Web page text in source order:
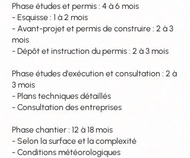
Phase études et permis : 4 à 6 mois
- Esquisse : 1 à 2 mois
- Avant-projet et permis de construire : 2 à 3
mois
- Dépôt et instruction du permis : 2 à 3 mois
Phase études d'exécution et consultation : 2 à
3 mois
- Plans techniques détaillés
- Consultation des entreprises
Phase chantier : 12 à 18 mois
- Selon la surface et la complexité
- Conditions météorologiques